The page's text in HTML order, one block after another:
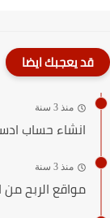
قد يعجبك ايضا
منذ 3 سنة
انشاء حساب
منذ 3 سنة
مواقع الربح من